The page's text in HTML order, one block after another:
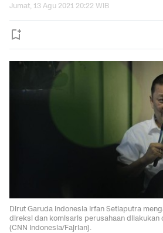
Jumat, 13 Agu 2021 20:22 WIB
Dirut Garuda Indonesia Irfan Setiaputra
direksi dan komisaris perusahaan dilakukan
(CNN Indonesia/Fajrian).